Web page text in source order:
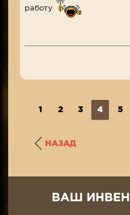
работу
1 2 3 4 5
НАЗАД